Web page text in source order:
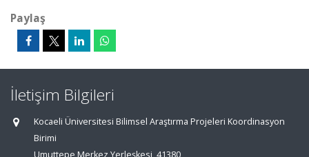
Paylaş
İletişim Bilgileri
Kocaeli Üniversitesi Bilimsel Araştırma Projeleri Koordinasyon
Birimi
Umuttepe Merkez Yerleşkesi, 41380